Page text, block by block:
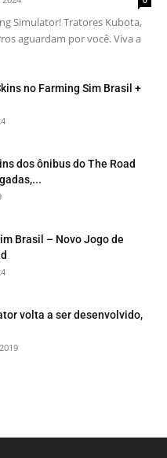
Simulator! Tratores Kubota,
aguardam por você. Viva a
no Farming Sim Brasil +
dos ônibus do The Road
Brasil – Novo Jogo de
volta a ser desenvolvido,